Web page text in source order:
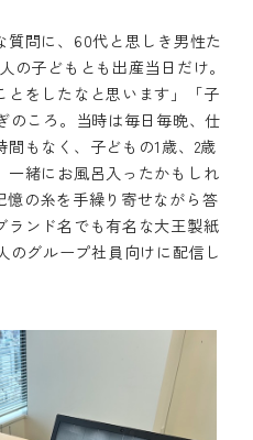
問に、60代と思しき男性た
の子どもとも出産当日だけ。
とをしたなと思います」「子
のころ。当時は毎日毎晩、仕
もなく、子どもの1歳、2歳
一緒にお風呂入ったかもしれ
の糸を手繰り寄せながら答
ランド名でも有名な大王製紙
のグループ社員向けに配信し